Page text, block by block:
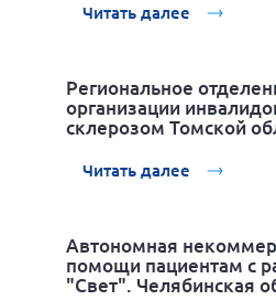
Читать далее
Региональное
организации
склерозом Томской
Читать далее
Автономная
помощи пациентам с
"Свет". Челябинская